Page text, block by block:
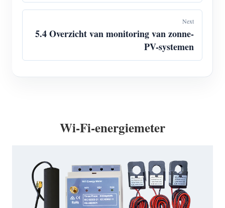
Next
5.4 Overzicht van monitoring van zonne-
PV-systemen
Wi-Fi-energiemeter